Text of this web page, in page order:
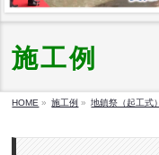
施工例
HOME » 施工例 » 地鎮祭（起工式）